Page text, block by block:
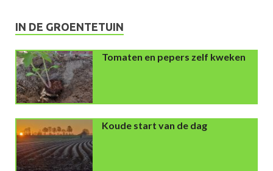
IN DE GROENTETUIN
Tomaten en pepers zelf kweken
Koude start van de dag